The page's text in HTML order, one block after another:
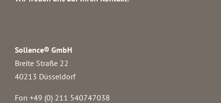
Sollence® GmbH
Breite Straße 22
40213 Düsseldorf
Fon +49 (0) 211 540747038‬